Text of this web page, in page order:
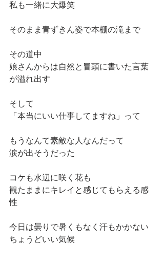
私も一緒に大爆笑
そのまま青ずきん姿で本棚の滝まで
その道中
娘さんからは自然と冒頭に書いた言葉
が溢れ出す
そして
「本当にいい仕事してますね」って
もうなんて素敵な人なんだって
涙が出そうだった
コケも水辺に咲く花も
観たままにキレイと感じてもらえる感
性
今日は曇りで暑くもなく汗もかかない
ちょうどいい気候